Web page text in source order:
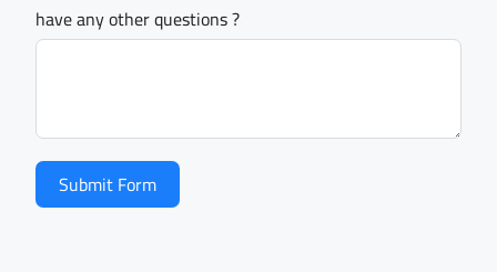
have any other questions ?
Submit Form